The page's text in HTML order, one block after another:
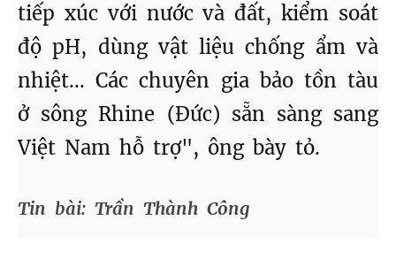
tiếp xúc với nước và đất, kiểm soát
độ pH, dùng vật liệu chống ẩm và
nhiệt... Các chuyên gia bảo tồn tàu
ở sông Rhine (Đức) sẵn sàng sang
Việt Nam hỗ trợ", ông bày tỏ.
Tin bài: Trần Thành Công